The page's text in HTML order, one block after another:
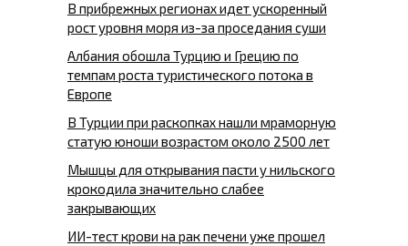
В прибрежных регионах идет ускоренный
рост уровня моря из-за проседания суши
Албания обошла Турцию и Грецию по
темпам роста туристического потока в
Европе
В Турции при раскопках нашли мраморную
статую юноши возрастом около 2500 лет
Мышцы для открывания пасти у нильского
крокодила значительно слабее
закрывающих
ИИ-тест крови на рак печени уже прошел